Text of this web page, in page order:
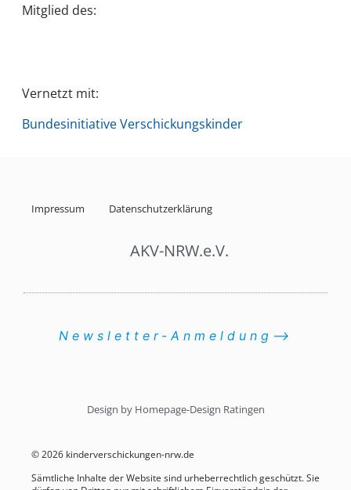
Mitglied des:
Vernetzt mit:
Bundesinitiative Verschickungskinder
Impressum Datenschutzerklärung
AKV-NRW.e.V.
Newsletter-Anmeldung⟶
Design by Homepage-Design Ratingen
© 2026 kinderverschickungen-nrw.de
Sämtliche Inhalte der Website sind urheberrechtlich geschützt. Sie